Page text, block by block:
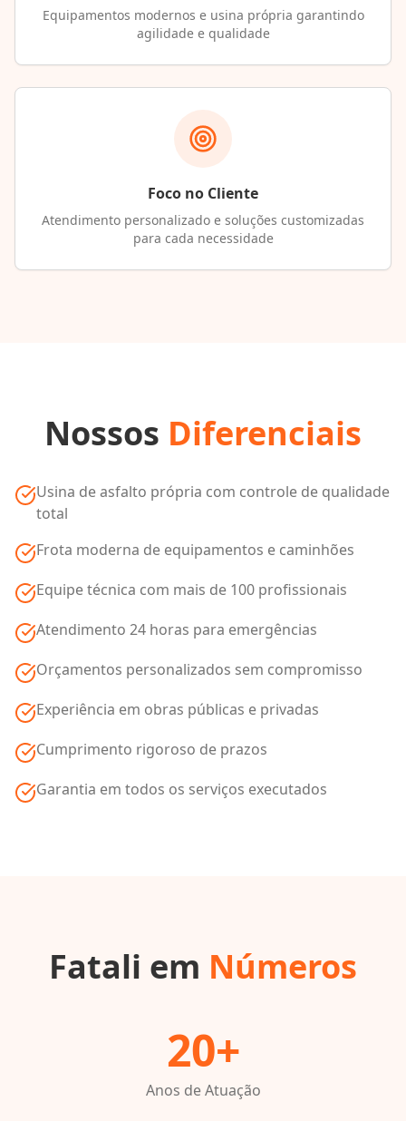
Equipamentos modernos e usina própria garantindo
agilidade e qualidade
Foco no Cliente
Atendimento personalizado e soluções customizadas
para cada necessidade
Nossos Diferenciais
Usina de asfalto própria com controle de qualidade
total
Frota moderna de equipamentos e caminhões
Equipe técnica com mais de 100 profissionais
Atendimento 24 horas para emergências
Orçamentos personalizados sem compromisso
Experiência em obras públicas e privadas
Cumprimento rigoroso de prazos
Garantia em todos os serviços executados
Fatali em Números
20+
Anos de Atuação